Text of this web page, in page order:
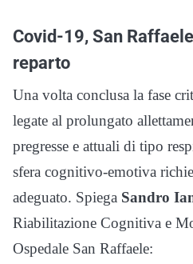
Covid-19, San
reparto
Una volta conclusa la fase
legate al prolungato
pregresse e attuali di tipo
sfera cognitivo-emotiva
adeguato. Spiega Sandro
Riabilitazione Cognitiva e
Ospedale San Raffaele: